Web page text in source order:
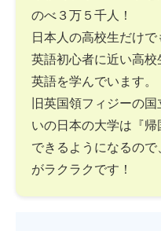
のべ３万５千人！
日本人の高校生だけで
英語初心者に近い高
英語を学んでいます。
旧英国領フィジーの
いの日本の大学は『
できるようになるの
がラクラクです！